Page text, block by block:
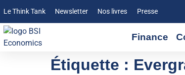
Le Think Tank Newsletter Nos livres Presse
Finance
Étiquette :